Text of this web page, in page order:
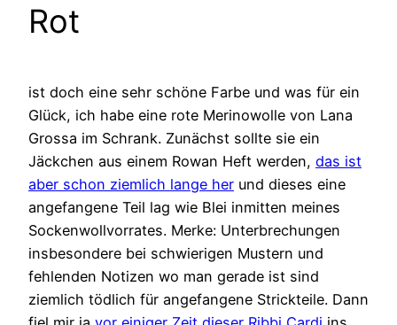
Rot
ist doch eine sehr schöne Farbe und was für ein
Glück, ich habe eine rote Merinowolle von Lana
Grossa im Schrank. Zunächst sollte sie ein
Jäckchen aus einem Rowan Heft werden, das ist
aber schon ziemlich lange her und dieses eine
angefangene Teil lag wie Blei inmitten meines
Sockenwollvorrates. Merke: Unterbrechungen
insbesondere bei schwierigen Mustern und
fehlenden Notizen wo man gerade ist sind
ziemlich tödlich für angefangene Strickteile. Dann